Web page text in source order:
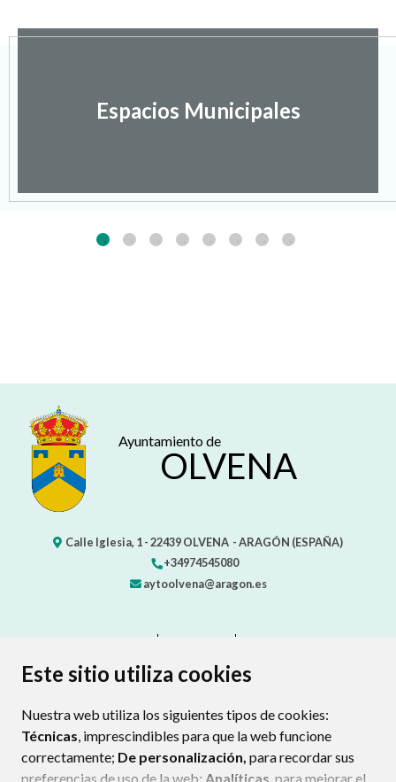
Este sitio utiliza cookies
Nuestra web utiliza los siguientes tipos de cookies:
Técnicas, imprescindibles para que la web funcione
correctamente; De personalización, para recordar sus
preferencias de uso de la web; Analíticas , para mejorar el
Espacios Municipales
Ayuntamiento de
OLVENA
Calle Iglesia, 1 -22439OLVENA - ARAGÓN (ESPAÑA)
+34974545080
aytoolvena@aragon.es
PROTECCIÓN DE DATOS
POLÍTICA DE COOKIES